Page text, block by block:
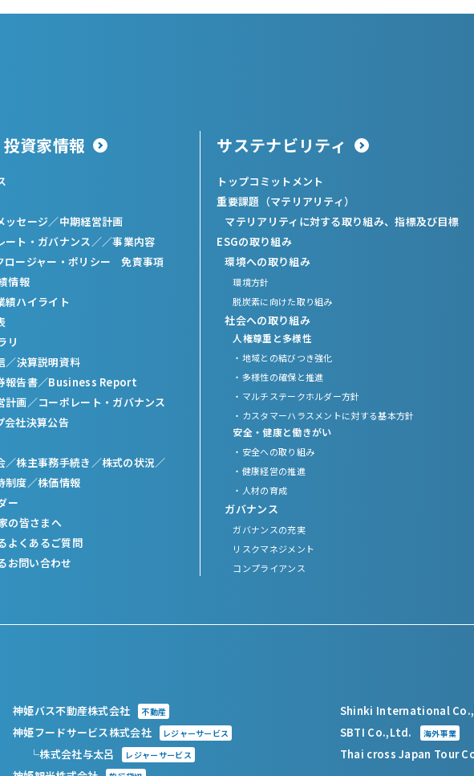
資家情報
ッセージ／中期経営計画
ート・ガバナンス／／事業内容
ロージャー・ポリシー 免責事項
情報
績ハイライト
リ
／決算説明資料
報告書／Business Report
計画／コーポレート・ガバナンス
会社決算公告
／株主事務手続き／株式の状況／
制度／株価情報
ー
の皆さまへ
よくあるご質問
お問い合わせ
サステナビリティ
トップコミットメント
重要課題（マテリアリティ）
マテリアリティに対する取り組み、指標及び目標
ESGの取り組み
環境への取り組み
環境方針
脱炭素に向けた取り組み
社会への取り組み
人権尊重と多様性
・地域との結びつき強化
・多様性の確保と推進
・マルチステークホルダー方針
・カスタマーハラスメントに対する基本方針
安全・健康と働きがい
・安全への取り組み
・健康経営の推進
・人材の育成
ガバナンス
ガバナンスの充実
リスクマネジメント
コンプライアンス
神姫バス不動産株式会社 不動産
神姫フードサービス株式会社 レジャーサービス
└株式会社与太呂 レジャーサービス
Shinki International
SBTI Co.,Ltd. 海外事業
Thai cross Japan Tour